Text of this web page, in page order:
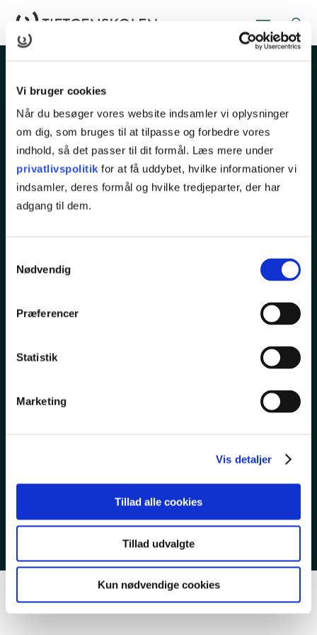
Vi bruger cookies
Når du besøger vores website indsamler vi oplysninger
om dig, som bruges til at tilpasse og forbedre vores
indhold, så det passer til dit formål. Læs mere under
privatlivspolitik for at få uddybet, hvilke informationer vi
indsamler, deres formål og hvilke tredjeparter, der har
adgang til dem.
Nødvendig
Præferencer
Statistik
Marketing
Vis detaljer
Tillad alle cookies
Tillad udvalgte
Kun nødvendige cookies
Rugårdsvej 286
5210 Odense NV
Tlf.65 45 25 00
Cookies & privatlivspolitik